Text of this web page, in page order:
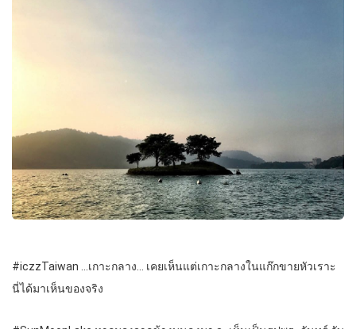
#iczzTaiwan …เกาะกลาง… เคยเห็นแต่เกาะกลางในแก๊กขายหัวเราะ
นี่ได้มาเห็นของจริง